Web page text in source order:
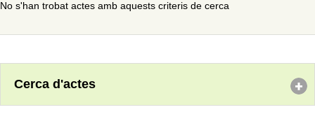
No s'han trobat actes amb aquests criteris de cerca
Cerca d'actes